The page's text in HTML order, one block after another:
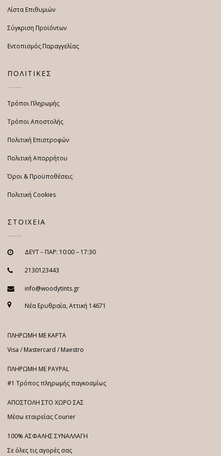
Λίστα Επιθυμιών
Σύγκριση Προϊόντων
Εντοπισμός Παραγγελίας
ΠΟΛΙΤΙΚΕΣ
Τρόποι Πληρωμής
Τρόποι Αποστολής
Πολιτική Επιστροφών
Πολιτική Απορρήτου
Όροι & Προϋποθέσεις
Πολιτική Cookies
ΣΤΟΙΧΕΙΑ
ΔΕΥΤ – ΠΑΡ: 10:00 – 17:30
2130123443
info@woodytints.gr
Νέα Ερυθραία, Αττική 14671
ΠΛΗΡΩΜΗ ΜΕ ΚΑΡΤΑ
Visa / Mastercard / Maestro
ΠΛΗΡΩΜΗ ΜΕ PAYPAL
#1 Τρόπος πληρωμής παγκοσμίως
ΑΠΟΣΤΟΛΗ ΣΤΟ ΧΩΡΟ ΣΑΣ
Μέσω εταιρείας Courier
100% ΑΣΦΑΛΗΣ ΣΥΝΑΛΛΑΓΗ
Σε όλες τις αγορές σας